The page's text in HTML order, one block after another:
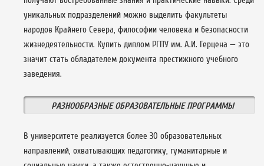
уникальных подразделений можно выделить факультеты
народов Крайнего Севера, философии человека и безопасности
жизнедеятельности. Купить диплом РГПУ им. А.И. Герцена — это
значит стать обладателем документа престижного учебного
заведения.
РАЗНООБРАЗНЫЕ ОБРАЗОВАТЕЛЬНЫЕ ПРОГРАММЫ
В университете реализуется более 30 образовательных
направлений, охватывающих педагогику, гуманитарные и